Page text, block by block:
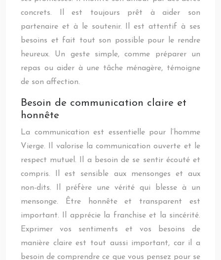
concrets. Il est toujours prêt à aider son
partenaire et à le soutenir. Il est attentif à ses
besoins et fait tout son possible pour le rendre
heureux. Un geste simple, comme préparer un
repas ou aider à une tâche ménagère, témoigne
de son affection.
Besoin de communication claire et
honnête
La communication est essentielle pour l’homme
Vierge. Il valorise la communication ouverte et le
respect mutuel. Il a besoin de se sentir écouté et
compris. Il est sensible aux mensonges et aux
non-dits. Il préfère une vérité qui blesse à un
mensonge. Être honnête et transparent est
important. Il apprécie la franchise et la sincérité.
Exprimer vos sentiments et vos besoins de
manière claire est tout aussi important, car il a
besoin de comprendre ce que vous pensez pour se